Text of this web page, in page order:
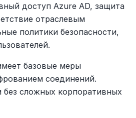
доступ Azure AD, защита
отраслевым
политики безопасности,
базовые меры
соединений.
без сложных корпоративных